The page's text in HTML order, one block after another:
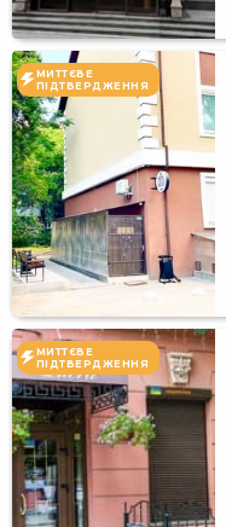
МИТТЄВЕ
ПІДТВЕРДЖЕННЯ
МИТТЄВЕ
ПІДТВЕРДЖЕННЯ